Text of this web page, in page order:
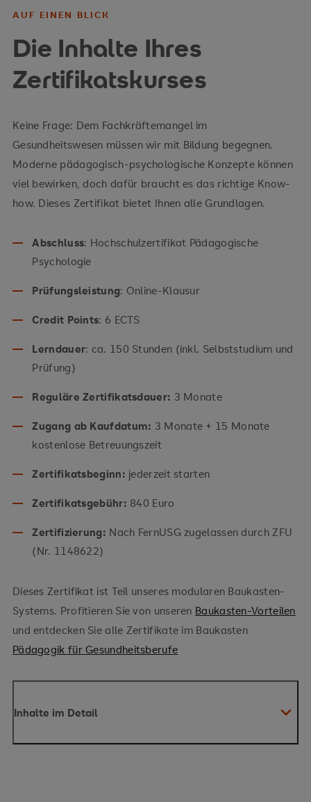
AUF EINEN BLICK
Die Inhalte Ihres
Zertifikatskurses
Keine Frage: Dem Fachkräftemangel im
Gesundheitswesen müssen wir mit Bildung begegnen.
Moderne pädagogisch-psychologische Konzepte können
viel bewirken, doch dafür braucht es das richtige Know-
how. Dieses Zertifikat bietet Ihnen alle Grundlagen.
Abschluss: Hochschulzertifikat Pädagogische
Psychologie
Prüfungsleistung: Online-Klausur
Credit Points: 6 ECTS
Lerndauer: ca. 150 Stunden (inkl. Selbststudium und
Prüfung)
Reguläre Zertifikatsdauer: 3 Monate
Zugang ab Kaufdatum: 3 Monate + 15 Monate
kostenlose Betreuungszeit
Zertifikatsbeginn: jederzeit starten
Zertifikatsgebühr: 840 Euro
Zertifizierung: Nach FernUSG zugelassen durch ZFU
(Nr. 1148622)
Dieses Zertifikat ist Teil unseres modularen Baukasten-
Systems. Profitieren Sie von unseren Baukasten-Vorteilen
und entdecken Sie alle Zertifikate im Baukasten
Pädagogik für Gesundheitsberufe
Inhalte im Detail